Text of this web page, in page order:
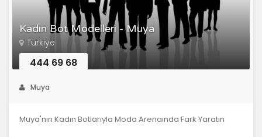
Kadın Bot Modelleri - Muya
Türkiye
444 69 68
Muya
Muya'nın Kadın Botlarıyla Moda Arenaında Fark Yaratın